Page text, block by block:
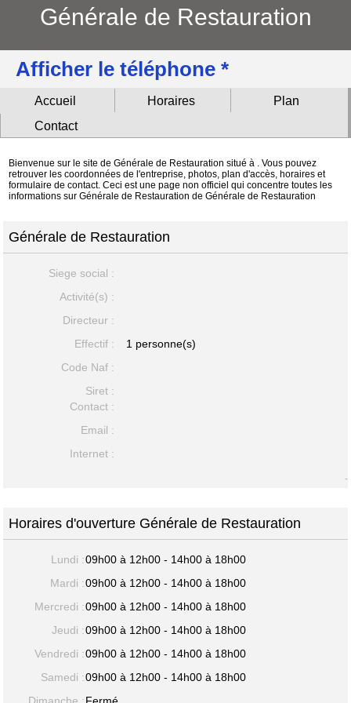
Générale de Restauration
Afficher le téléphone *
Accueil Horaires
Plan
Contact
Bienvenue sur le site de Générale de Restauration situé à . Vous pouvez
retrouver les coordonnées de l'entreprise, photos, plan d'accès, horaires et
formulaire de contact. Ceci est une page non officiel qui concentre toutes les
informations sur Générale de Restauration de Générale de Restauration
Générale de Restauration
Siege social :
Activité(s) :
Directeur :
Effectif :
1 personne(s)
Code Naf :
Siret :
Contact :
Email :
Internet :
-
Horaires d'ouverture Générale de Restauration
Lundi :09h00 à 12h00 - 14h00 à 18h00
Mardi :09h00 à 12h00 - 14h00 à 18h00
Mercredi :09h00 à 12h00 - 14h00 à 18h00
Jeudi :09h00 à 12h00 - 14h00 à 18h00
Vendredi :09h00 à 12h00 - 14h00 à 18h00
Samedi :09h00 à 12h00 - 14h00 à 18h00
Dimanche :Fermé